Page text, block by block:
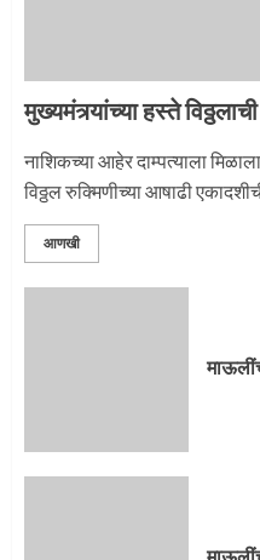
3
मुख्यमंत्र्यांच्या हस्ते
नाशिकच्या आहेर दाम्पत्याला
विठ्ठल रुक्मिणीच्या आषाढी
आणखी